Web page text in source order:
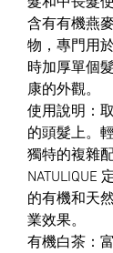
含有有機燕
物，專門用
時加厚單個
康的外觀。
使用說明：
的頭髮上。
獨特的複雜
NATULIQUE
的有機和天
業效果。
有機白茶：